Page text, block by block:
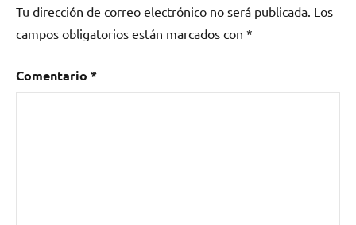
Tu dirección de correo electrónico no será publicada. Los
campos obligatorios están marcados con *
Comentario *